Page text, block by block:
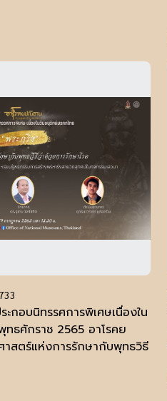
ะกอบนิทรรศการพิเศษเนื่องใน
ธศักราช 2565 อาโรคย
สตร์แห่งการรักษากับพุทธวิธี